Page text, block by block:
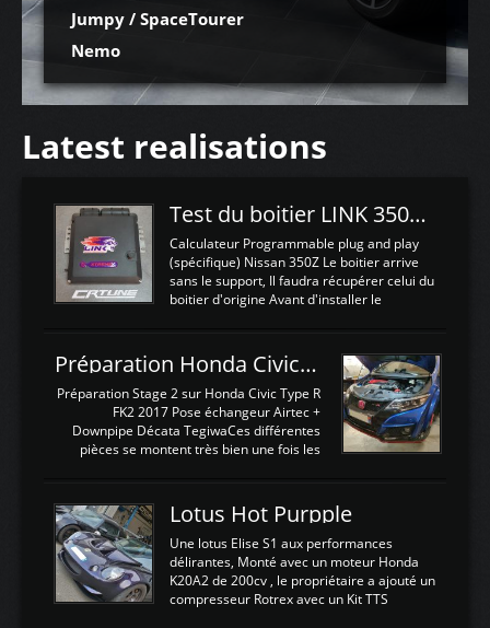
Jumpy / SpaceTourer
Nemo
Latest realisations
Test du boitier LINK 350Z Plugin ECU
Calculateur Programmable plug and play
(spécifique) Nissan 350Z Le boitier arrive
sans le support, Il faudra récupérer celui du
boitier d'origine Avant d'installer le
d'envoyer l'information de la large bande
dans le boitier. sydney sweeney deepfake
La sortie 0-5V de l'afr sera connectée sur
l'entrée AN Volt 8 et GndAN pour
Analogique, et Volt car l'information est une
tension (Pas une résistance variable d'un
est temps de brancher le ...
Préparation Honda Civic Type R FK2
Préparation Stage 2 sur Honda Civic Type R
FK2 2017 Pose échangeur Airtec +
Downpipe Décata TegiwaCes différentes
pièces se montent très bien une fois les
légere découpe du plastique inferieur,
negénant en rien la structure ou le
fonctionnement du fond plat. Une
reprogrammation Stage 2 est faite sur le
calculateur d'origine. Une alternative
économique au passage sur Hondata
Lotus Hot Purpple
Une lotus Elise S1 aux performances
délirantes, Monté avec un moteur Honda
K20A2 de 200cv , le propriétaire a ajouté un
compresseur Rotrex avec un Kit TTS